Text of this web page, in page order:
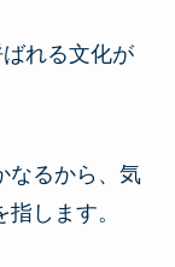
れる文化が
なるから、気
します。